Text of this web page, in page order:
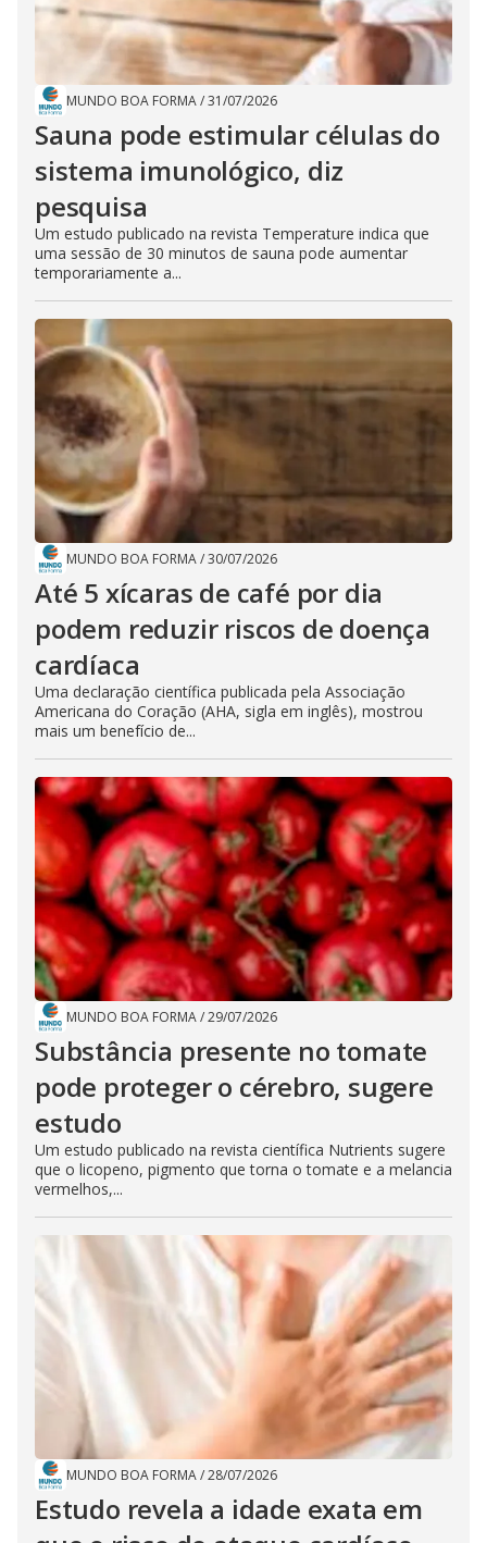
MUNDO BOA FORMA/31/07/2026
Sauna pode estimular células do
sistema imunológico, diz
pesquisa
Um estudo publicado na revista Temperature indica que
uma sessão de 30 minutos de sauna pode aumentar
temporariamente a...
MUNDO BOA FORMA/30/07/2026
Até 5 xícaras de café por dia
podem reduzir riscos de doença
cardíaca
Uma declaração científica publicada pela Associação
Americana do Coração (AHA, sigla em inglês), mostrou
mais um benefício de...
MUNDO BOA FORMA/29/07/2026
Substância presente no tomate
pode proteger o cérebro, sugere
estudo
Um estudo publicado na revista científica Nutrients sugere
que o licopeno, pigmento que torna o tomate e a melancia
vermelhos,...
MUNDO BOA FORMA/28/07/2026
Estudo revela a idade exata em